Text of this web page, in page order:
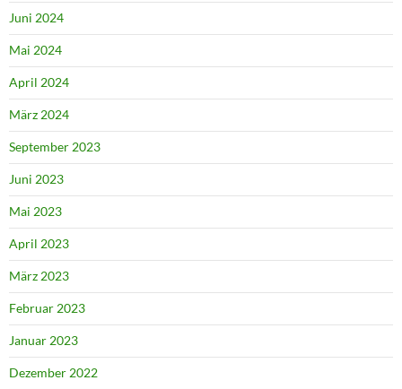
Juni 2024
Mai 2024
April 2024
März 2024
September 2023
Juni 2023
Mai 2023
April 2023
März 2023
Februar 2023
Januar 2023
Dezember 2022